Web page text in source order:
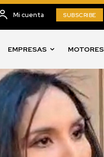
Mi cuenta SUBSCRIBE
EMPRESAS MOTORES